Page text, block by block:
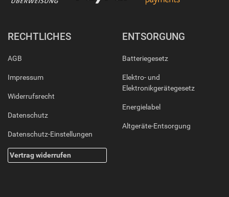
RECHTLICHES
AGB
Impressum
Widerrufsrecht
Datenschutz
Datenschutz-Einstellungen
Vertrag widerrufen
ENTSORGUNG
Batteriegesetz
Elektro- und
Elektronikgerätegesetz
Energielabel
Altgeräte-Entsorgung